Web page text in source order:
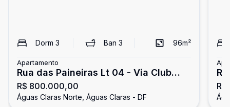
Dorm 3 Ban3 96m²
Apartamento
Rua das Paineiras Lt 04 - Via Club
Residence
R$ 800.000,00
Águas Claras Norte, Águas Claras - DF